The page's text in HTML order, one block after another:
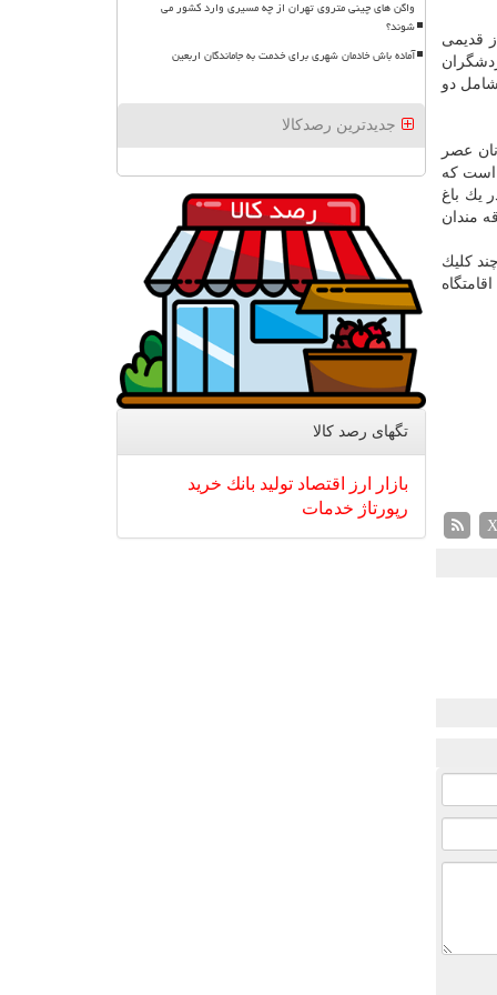
قدیمی
دو
عصر
است كه
یك باغ
مندان
كلیك
X
واگن های چینی متروی تهران از چه مسیری وارد کشور می
شوند؟
آماده باش خادمان شهری برای خدمت به جاماندگان اربعین
جدیدترین رصدکالا
تگهای رصد كالا
بازار ارز اقتصاد تولید بانك خرید
رپورتاژ خدمات